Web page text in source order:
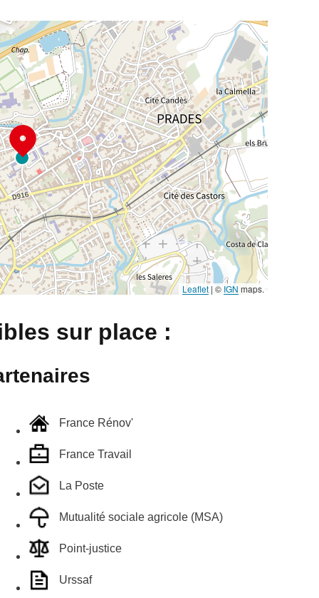
Leaflet | © IGN maps.
sur place :
France Rénov'
France Travail
La Poste
Mutualité sociale agricole (MSA)
Point-justice
Urssaf